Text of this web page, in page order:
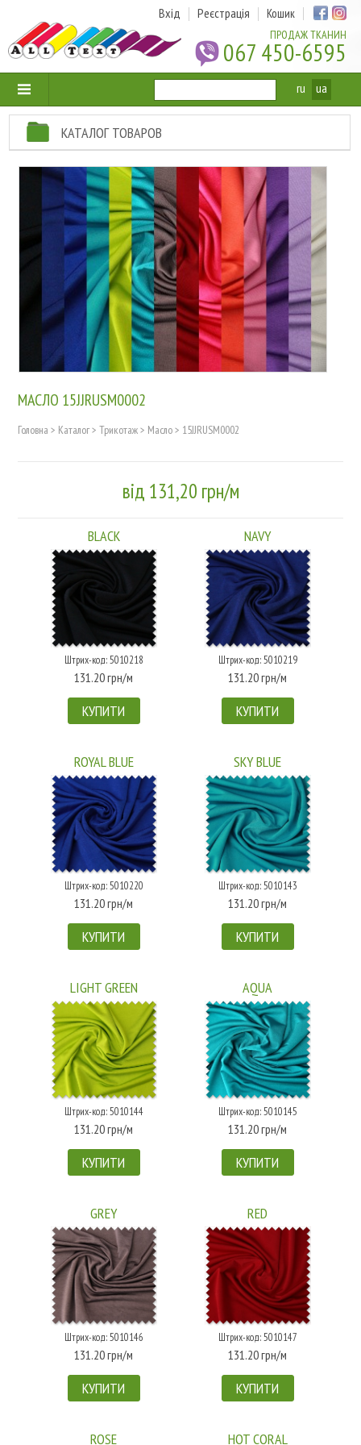
ПРОДАЖ ТКАНИН
067 450-6595
Вхід Реєстрація Кошик
ru ua
КАТАЛОГ ТОВАРОВ
МАСЛО 15JJRUSM0002
Головна > Каталог> Трикотаж> Масло> 15JJRUSM0002
від 131,20 грн/м
BLACK
Штрих-код: 5010218
131.20 грн/м
КУПИТИ
NAVY
Штрих-код: 5010219
131.20 грн/м
КУПИТИ
ROYAL BLUE
Штрих-код: 5010220
131.20 грн/м
КУПИТИ
SKY BLUE
Штрих-код: 5010143
131.20 грн/м
КУПИТИ
LIGHT GREEN
Штрих-код: 5010144
131.20 грн/м
КУПИТИ
AQUA
Штрих-код: 5010145
131.20 грн/м
КУПИТИ
GREY
Штрих-код: 5010146
131.20 грн/м
КУПИТИ
RED
Штрих-код: 5010147
131.20 грн/м
КУПИТИ
ROSE HOT CORAL